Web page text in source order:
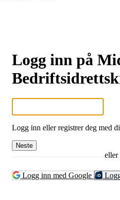
Logg inn på
Logg inn eller registrer deg med
Neste
eller
Logg inn med Google